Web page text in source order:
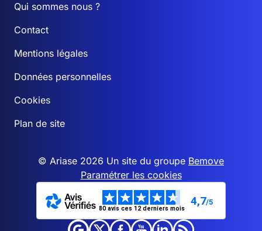
Qui sommes nous ?
Contact
Mentions légales
Données personnelles
Cookies
Plan de site
© Ariase 2026 Un site du groupe Bemove
Paramétrer les cookies
80 avis ces 12 derniers mois
4,7/5